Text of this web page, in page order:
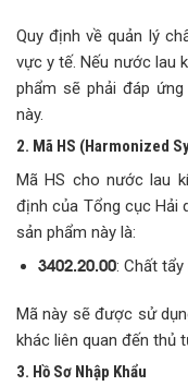
Quy định về quản lý
vực y tế. Nếu nước lau
phẩm sẽ phải đáp
này.
2. Mã HS (Harmonized
Mã HS cho nước lau
định của Tổng cục Hải
sản phẩm này là:
3402.20.00: Chất
Mã này sẽ được sử
khác liên quan đến thủ
3. Hồ Sơ Nhập Khẩu